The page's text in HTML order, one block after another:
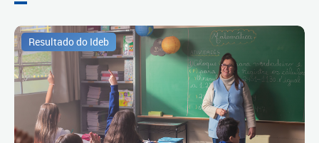
Resultado do Ideb